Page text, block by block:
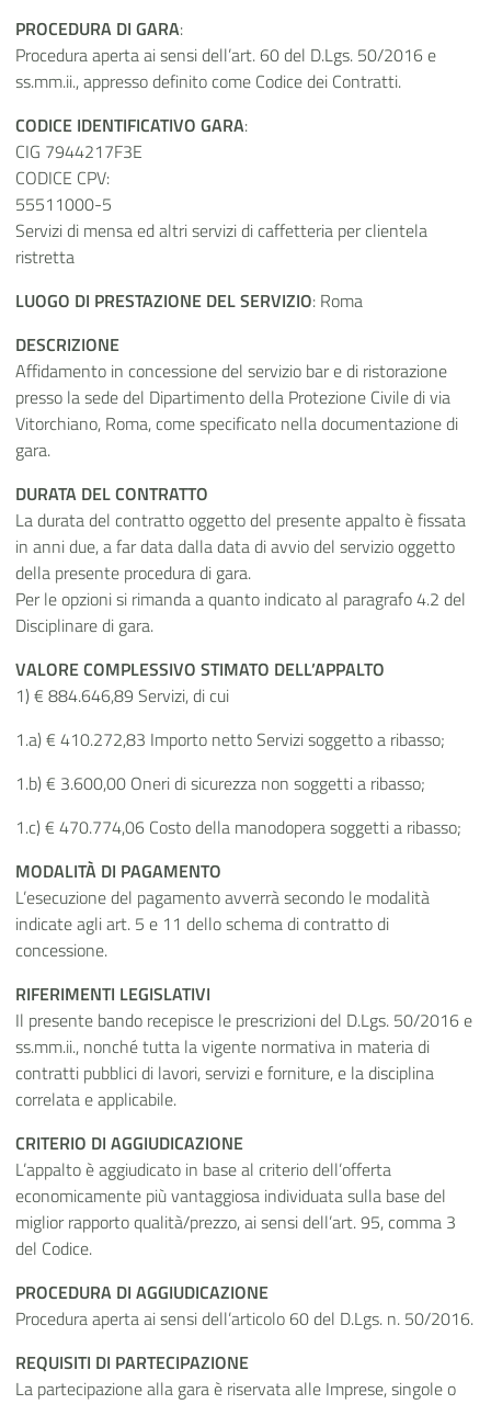
PROCEDURA DI GARA:
Procedura aperta ai sensi dell’art. 60 del D.Lgs. 50/2016 e
ss.mm.ii., appresso definito come Codice dei Contratti.
CODICE IDENTIFICATIVO GARA:
CIG 7944217F3E
CODICE CPV:
55511000-5
Servizi di mensa ed altri servizi di caffetteria per clientela
ristretta
LUOGO DI PRESTAZIONE DEL SERVIZIO: Roma
DESCRIZIONE
Affidamento in concessione del servizio bar e di ristorazione
presso la sede del Dipartimento della Protezione Civile di via
Vitorchiano, Roma, come specificato nella documentazione di
gara.
DURATA DEL CONTRATTO
La durata del contratto oggetto del presente appalto è fissata
in anni due, a far data dalla data di avvio del servizio oggetto
della presente procedura di gara.
Per le opzioni si rimanda a quanto indicato al paragrafo 4.2 del
Disciplinare di gara.
VALORE COMPLESSIVO STIMATO DELL’APPALTO
1) € 884.646,89 Servizi, di cui
1.a) € 410.272,83 Importo netto Servizi soggetto a ribasso;
1.b) € 3.600,00 Oneri di sicurezza non soggetti a ribasso;
1.c) € 470.774,06 Costo della manodopera soggetti a ribasso;
MODALITÀ DI PAGAMENTO
L’esecuzione del pagamento avverrà secondo le modalità
indicate agli art. 5 e 11 dello schema di contratto di
concessione.
RIFERIMENTI LEGISLATIVI
Il presente bando recepisce le prescrizioni del D.Lgs. 50/2016 e
ss.mm.ii., nonché tutta la vigente normativa in materia di
contratti pubblici di lavori, servizi e forniture, e la disciplina
correlata e applicabile.
CRITERIO DI AGGIUDICAZIONE
L’appalto è aggiudicato in base al criterio dell’offerta
economicamente più vantaggiosa individuata sulla base del
miglior rapporto qualità/prezzo, ai sensi dell’art. 95, comma 3
del Codice.
PROCEDURA DI AGGIUDICAZIONE
Procedura aperta ai sensi dell’articolo 60 del D.Lgs. n. 50/2016.
REQUISITI DI PARTECIPAZIONE
La partecipazione alla gara è riservata alle Imprese, singole o